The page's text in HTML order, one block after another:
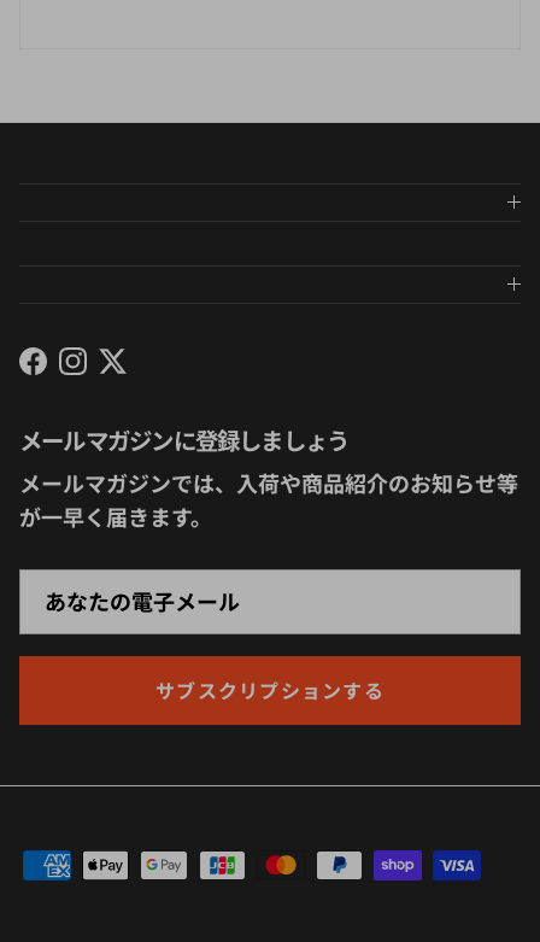
Facebook
Instagram
Twitter
メールマガジンに登録しましょう
メールマガジンでは、入荷や商品紹介のお知らせ等
が一早く届きます。
サブスクリプションする